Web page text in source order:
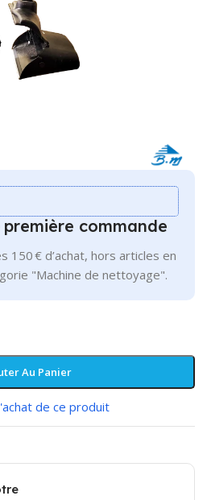
commande
150 € d’achat, hors articles en
"Machine de nettoyage".
Au Panier
de ce produit